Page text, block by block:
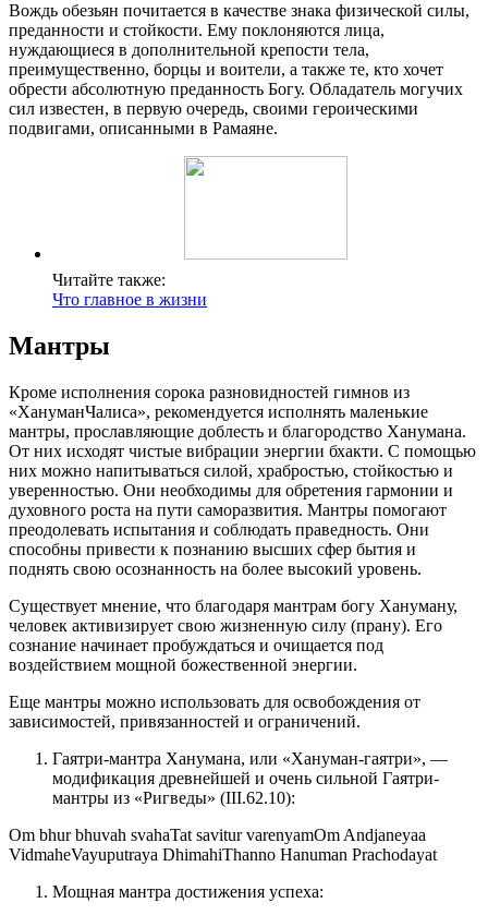
Вождь обезьян почитается в качестве знака физической силы,
преданности и стойкости. Ему поклоняются лица,
нуждающиеся в дополнительной крепости тела,
преимущественно, борцы и воители, а также те, кто хочет
обрести абсолютную преданность Богу. Обладатель могучих
сил известен, в первую очередь, своими героическими
подвигами, описанными в Рамаяне.
Читайте также:
Что главное в жизни
Мантры
Кроме исполнения сорока разновидностей гимнов из
«ХануманЧалиса», рекомендуется исполнять маленькие
мантры, прославляющие доблесть и благородство Ханумана.
От них исходят чистые вибрации энергии бхакти. С помощью
них можно напитываться силой, храбростью, стойкостью и
уверенностью. Они необходимы для обретения гармонии и
духовного роста на пути саморазвития. Мантры помогают
преодолевать испытания и соблюдать праведность. Они
способны привести к познанию высших сфер бытия и
поднять свою осознанность на более высокий уровень.
Существует мнение, что благодаря мантрам богу Хануману,
человек активизирует свою жизненную силу (прану). Его
сознание начинает пробуждаться и очищается под
воздействием мощной божественной энергии.
Еще мантры можно использовать для освобождения от
зависимостей, привязанностей и ограничений.
Гаятри-мантра Ханумана, или «Хануман-гаятри», —
модификация древнейшей и очень сильной Гаятри-
мантры из «Ригведы» (III.62.10):
Om bhur bhuvah svahaTat savitur varenyamOm Andjaneyaa
VidmaheVayuputraya DhimahiThanno Hanuman Prachodayat
Мощная мантра достижения успеха: